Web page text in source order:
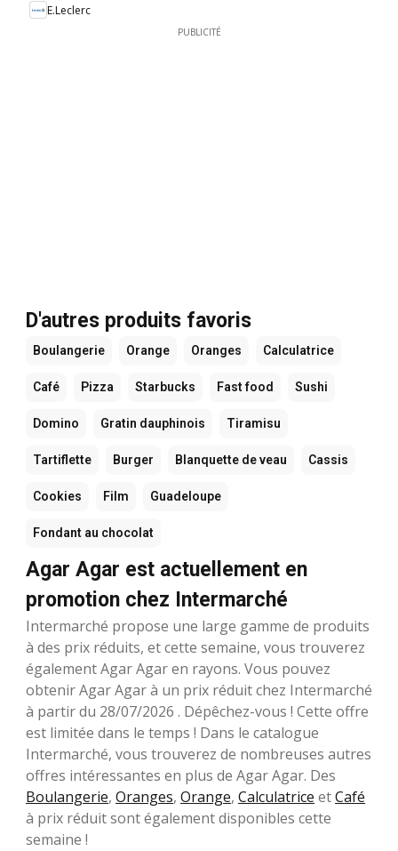
E.Leclerc
PUBLICITÉ
D'autres produits favoris
Boulangerie Orange Oranges Calculatrice
Café Pizza Starbucks Fast food Sushi
Domino Gratin dauphinois Tiramisu
Tartiflette Burger Blanquette de veau Cassis
Cookies Film Guadeloupe
Fondant au chocolat
Agar Agar est actuellement en
promotion chez Intermarché
Intermarché propose une large gamme de produits
à des prix réduits, et cette semaine, vous trouverez
également Agar Agar en rayons. Vous pouvez
obtenir Agar Agar à un prix réduit chez Intermarché
à partir du 28/07/2026 . Dépêchez-vous ! Cette offre
est limitée dans le temps ! Dans le catalogue
Intermarché, vous trouverez de nombreuses autres
offres intéressantes en plus de Agar Agar. Des
Boulangerie, Oranges, Orange, Calculatrice etCafé
à prix réduit sont également disponibles cette
semaine !